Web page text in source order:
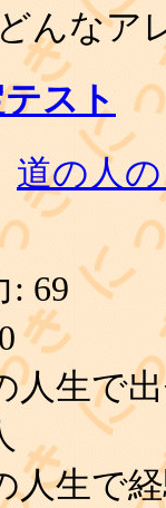
んなア
スト
道の人
: 69
人生で
人生で